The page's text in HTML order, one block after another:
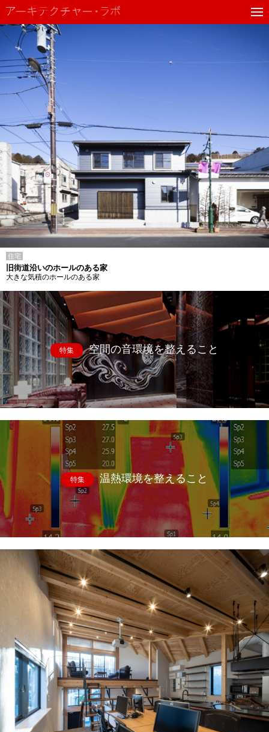
住宅
旧街道沿いのホールのある家
大きな気積のホールのある家
特集 空間の音環境を整えること
特集 温熱環境を整えること